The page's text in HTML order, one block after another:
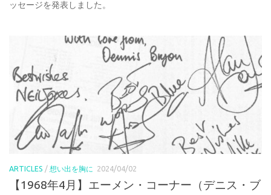
ッセージを発表しました。
ARTICLES / 想い出を胸に 2024/04/02
【1968年4月】エーメン・コーナー（デニス・ブ